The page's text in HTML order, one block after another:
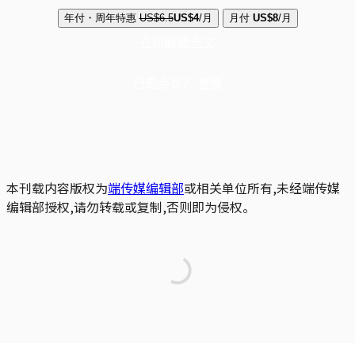
年付・周年特惠 US$6.5US$4/月 月付 US$8/月
本刊载内容版权为端传媒编辑部或相关单位所有,未经端传媒
编辑部授权,请勿转载或复制,否则即为侵权。